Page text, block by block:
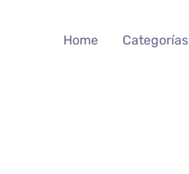
Home Categorías